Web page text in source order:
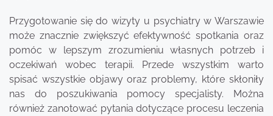
Przygotowanie się do wizyty u psychiatry w Warszawie
może znacznie zwiększyć efektywność spotkania oraz
pomóc w lepszym zrozumieniu własnych potrzeb i
oczekiwań wobec terapii. Przede wszystkim warto
spisać wszystkie objawy oraz problemy, które skłoniły
nas do poszukiwania pomocy specjalisty. Można
również zanotować pytania dotyczące procesu leczenia